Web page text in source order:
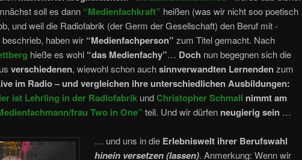
soll es dann “Medienfachkraft” heißen (was wir nicht soo poetisch
und weil die Radiofabrik (der Germ der Gesellschaft) den Beruf mit-
beschrieb, haben wir “Medienfachperson” zum Titel gemacht. Nach
hieße es wohl “das Medienfachy”… Doch nun begegnen sich die
verschiedenen, wiewohl schon auchsinnverwandten Lernendenzum
im Radio – und vergleichen ihre unterschiedlichen Ausbildungen:
ist Lehrling in der Radiofabrik undChristopher Schmall nimmt am
frau Two in One” teil. Und wir dürfen neugierig sein …
… und uns in die Erlebniswelt ihrer Berufswahl
hinein versetzen (lassen). Anmerkung: Wenn wir